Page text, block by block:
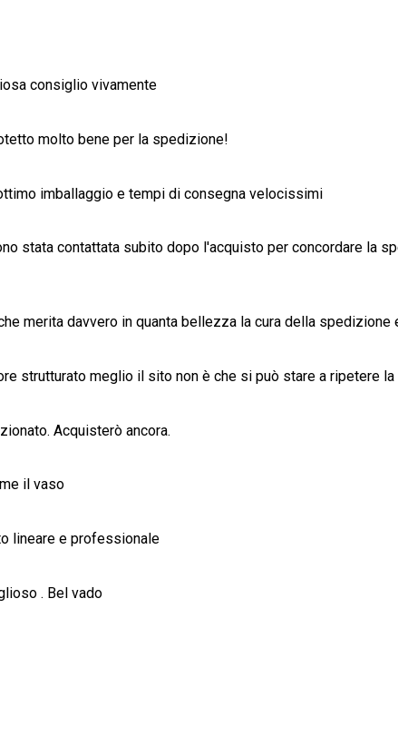
consiglio vivamente
molto bene per la spedizione!
imballaggio e tempi di consegna velocissimi
stata contattata subito dopo l'acquisto per concordare la
merita davvero in quanta bellezza la cura della
strutturato meglio il sito non è che si può stare a ripetere
Acquisterò ancora.
il vaso
lineare e professionale
. Bel vado